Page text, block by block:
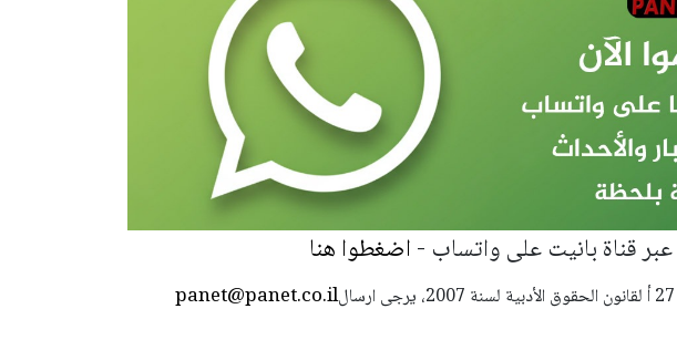
عبر قناة بانيت على واتساب -اضغطوا هنا
panet@panet.co.ilاستعمال المضامين بموجب بند 27 أ لقانون الحقوق الأدبية لسنة 2007، يرجى ارسال